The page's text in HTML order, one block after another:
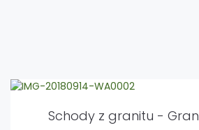
Schody z granitu -